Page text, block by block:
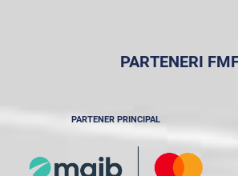
PARTENERI
PARTENER PRINCIPAL